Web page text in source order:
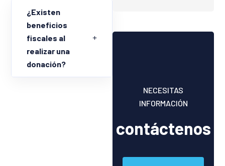
¿Existen
beneficios
fiscales al
realizar una
donación?
NECESITAS
INFORMACIÓN
contáctenos